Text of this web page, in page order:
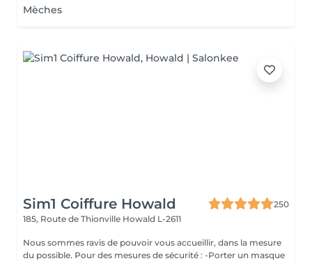
Mèches
Sim1 Coiffure Howald
250
185, Route de Thionville Howald L-2611
Nous sommes ravis de pouvoir vous accueillir, dans la mesure
du possible. Pour des mesures de sécurité : -Porter un masque